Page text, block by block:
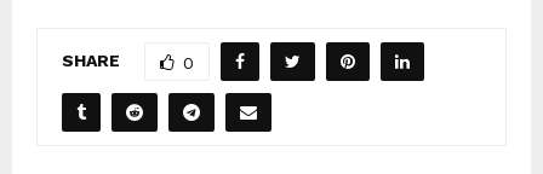
SHARE 0